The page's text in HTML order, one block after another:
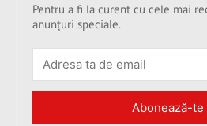
Pentru a fi la curent cu cele mai
anunțuri speciale.
Abonează-te